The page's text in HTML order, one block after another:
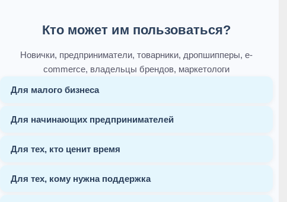
Кто может им пользоваться?
Новички, предприниматели, товарники, дропшипперы, e-
commerce, владельцы брендов, маркетологи
Для малого бизнеса
Для начинающих предпринимателей
Для тех, кто ценит время
Для тех, кому нужна поддержка